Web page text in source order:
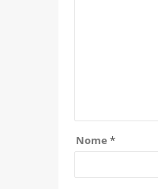
Nome *